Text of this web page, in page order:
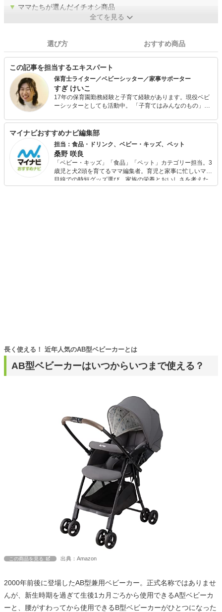
▼ ママたちが選んだイチオシ商品
全てを見る
選び方 おすすめ商品
この記事を担当するエキスパート
保育士ライター／ベビーシッター／家事サポーター
すぎ けいこ
17年の保育園勤務経験と子育て経験があります。現役ベビ
ーシッターとしても活動中。 「子育てはみんなのもの」周
なってほしい。パパママが元気になってほしいと願いなが
ら、発信にも尽力しています。保育士資格所持
マイナビおすすめナビ編集部
担当：食品・ドリンク、ベビー・キッズ、ペット
桑野 咲良
「ベビー・キッズ」「食品」「ペット」カテゴリー担当。3
歳児と犬2頭を育てるママ編集者。育児と家事に忙しいママ
目線での時短グッズ選び、家族の栄養とおいしさを考えた
食品選び、束の間のリラックスタイムを楽しむためのスイ
AB型ベビーカーはいつからいつまで使える？
長く使える！ 近年人気のAB型ベビーカーとは
この商品を見る 出典：Amazon
2000年前後に登場したAB型兼用ベビーカー。正式名称ではありませ
んが、新生時期を過ぎて生後1カ月ごろから使用できるA型ベビーカ
ーと、腰がすわってから使用できるB型ベビーカーがひとつになった